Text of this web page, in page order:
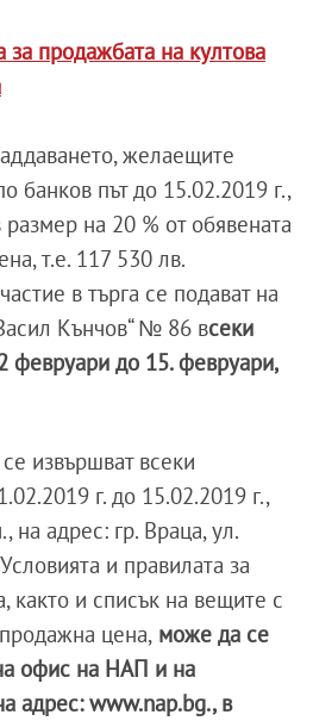
продажбата на култова
желаещите
банков път до 15.02.2019 г.,
размер на 20 % от обявената
т.е. 117 530 лв.
в търга се подават на
Кънчов“ № 86 всеки
февруари до 15. февруари,
извършват всеки
г. до 15.02.2019 г.,
на адрес: гр. Враца, ул.
и правилата за
както и списък на вещите с
цена, може да се
офис на НАП и на
адрес: www.nap.bg., в